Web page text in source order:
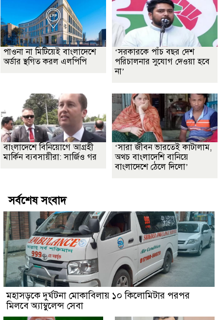
পাওনা না মিটিয়েই বাংলাদেশে
অর্ডার স্থগিত করল এলপিপি
‘সরকারকে পাঁচ বছর দেশ
পরিচালনার সুযোগ দেওয়া হবে
না’
বাংলাদেশে বিনিয়োগে আগ্রহী
মার্কিন ব্যবসায়ীরা: সার্জিও গর
‘সারা জীবন ভারতেই কাটালাম,
অথচ বাংলাদেশি বানিয়ে
বাংলাদেশে ঠেলে দিলো’
সর্বশেষ সংবাদ
মহাসড়কে দুর্ঘটনা মোকাবিলায় ১০ কিলোমিটার পরপর
মিলবে অ্যাম্বুলেন্স সেবা